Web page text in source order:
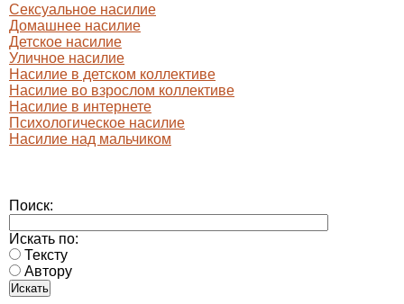
Сексуальное насилие
Домашнее насилие
Детское насилие
Уличное насилие
Насилие в детском коллективе
Насилие во взрослом коллективе
Насилие в интернете
Психологическое насилие
Насилие над мальчиком
Поиск:
Искать по:
Тексту
Автору